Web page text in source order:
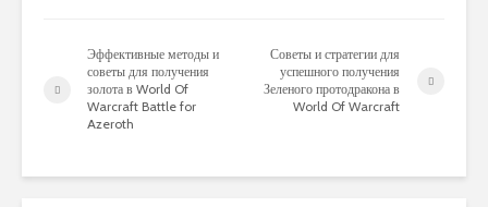
Эффективные методы и
советы для получения
золота в World Of
Warcraft Battle for
Azeroth
Советы и стратегии для
успешного получения
Зеленого протодракона в
World Of Warcraft